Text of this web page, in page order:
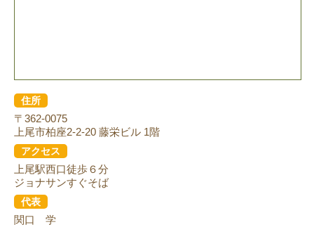
住所
〒362-0075
上尾市柏座2-2-20 藤栄ビル 1階
アクセス
上尾駅西口徒歩６分
ジョナサンすぐそば
代表
関口 学